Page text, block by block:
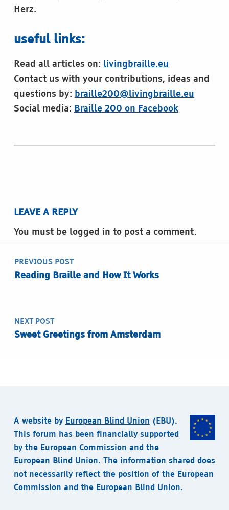
Herz.
useful links:
Read all articles on: livingbraille.eu
Contact us with your contributions, ideas and
questions by: braille200@livingbraille.eu
Social media: Braille 200 on Facebook
LEAVE A REPLY
You must be logged in to post a comment.
Post navigation
PREVIOUS POST
Reading Braille and How It Works
NEXT POST
Sweet Greetings from Amsterdam
A website by European Blind Union (EBU).
This forum has been financially supported
by the European Commission and the
European Blind Union. The information shared does
not necessarily reflect the position of the European
Commission and the European Blind Union.